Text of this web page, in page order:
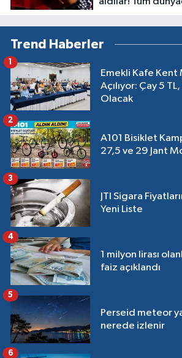
Trend Haberler
Emekli Kafe Kent
Açılıyor: Çay 5
Olacak
1
A101 Bisiklet
27,5 ve 29 Jant
2
JTI Sigara
Yeni Liste
3
1 milyon lirası
faiz açıklandı
4
Perseid meteor
nerede izlenir
5
6